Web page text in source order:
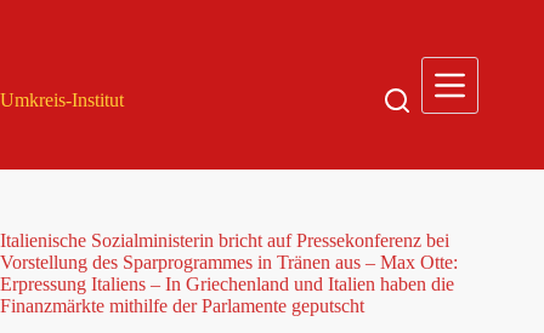
Umkreis-Institut
Italienische Sozialministerin bricht auf Pressekonferenz bei
Vorstellung des Sparprogrammes in Tränen aus – Max Otte:
Erpressung Italiens – In Griechenland und Italien haben die
Finanzmärkte mithilfe der Parlamente geputscht